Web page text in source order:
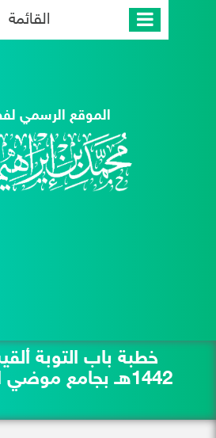
القائمة
الموقع الرسمي
1442هـ بجامع موضي السديري بالرياض